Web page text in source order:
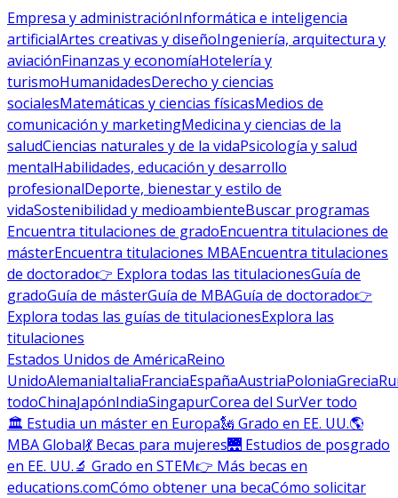
Empresa y administraciónInformática e inteligencia
artificialArtes creativas y diseñoIngeniería, arquitectura y
aviaciónFinanzas y economíaHotelería y
turismoHumanidadesDerecho y ciencias
socialesMatemáticas y ciencias físicasMedios de
comunicación y marketingMedicina y ciencias de la
saludCiencias naturales y de la vidaPsicología y salud
mentalHabilidades, educación y desarrollo
profesionalDeporte, bienestar y estilo de
vidaSostenibilidad y medioambienteBuscar programas
Encuentra titulaciones de gradoEncuentra titulaciones de
másterEncuentra titulaciones MBAEncuentra titulaciones
de doctorado👉 Explora todas las titulacionesGuía de
gradoGuía de másterGuía de MBAGuía de doctorado👉
Explora todas las guías de titulacionesExplora las
titulaciones
Estados Unidos de AméricaReino
UnidoAlemaniaItaliaFranciaEspañaAustriaPoloniaGrecia
todoChinaJapónIndiaSingapurCorea del SurVer todo
🏛 Estudia un máster en Europa🗽 Grado en EE. UU.🌎
MBA Global💃 Becas para mujeres🌉 Estudios de posgrado
en EE. UU.🔬 Grado en STEM👉 Más becas en
educations.comCómo obtener una becaCómo solicitar